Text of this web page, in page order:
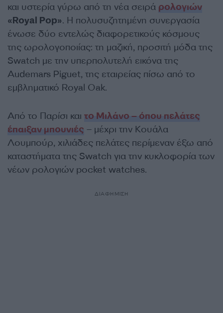
και υστερία γύρω από τη νέα σειρά ρολογιών
«Royal Pop». Η πολυσυζητημένη συνεργασία
ένωσε δύο εντελώς διαφορετικούς κόσμους
της ωρολογοποιίας: τη μαζική, προσιτή μόδα της
Swatch με την υπερπολυτελή εικόνα της
Audemars Piguet, της εταιρείας πίσω από το
εμβληματικό Royal Oak.
Από το Παρίσι και το Μιλάνο – όπου πελάτες
έπαιξαν μπουνιές – μέχρι την Κουάλα
Λουμπούρ, χιλιάδες πελάτες περίμεναν έξω από
καταστήματα της Swatch για την κυκλοφορία των
νέων ρολογιών pocket watches.
ΔΙΑΦΗΜΙΣΗ